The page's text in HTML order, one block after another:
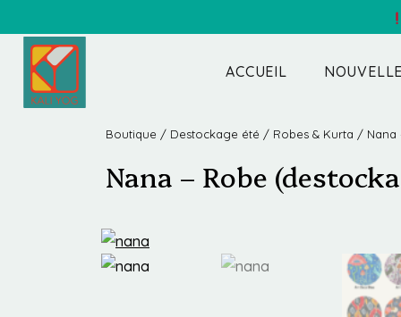
ACCUEIL
Boutique / Destockage été / Robes & Kurta / Nana
Nana – Robe